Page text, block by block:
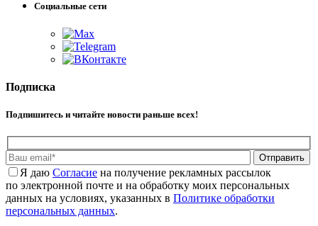
Социальные сети
Подписка
Подпишитесь и читайте новости раньше всех!
Отправить
Я даю Cогласие на получение рекламных рассылок
по электронной почте и на обработку моих персональных
данных на условиях, указанных в Политике обработки
персональных данных.